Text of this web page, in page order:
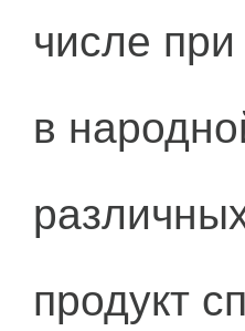
числе
в
продукт